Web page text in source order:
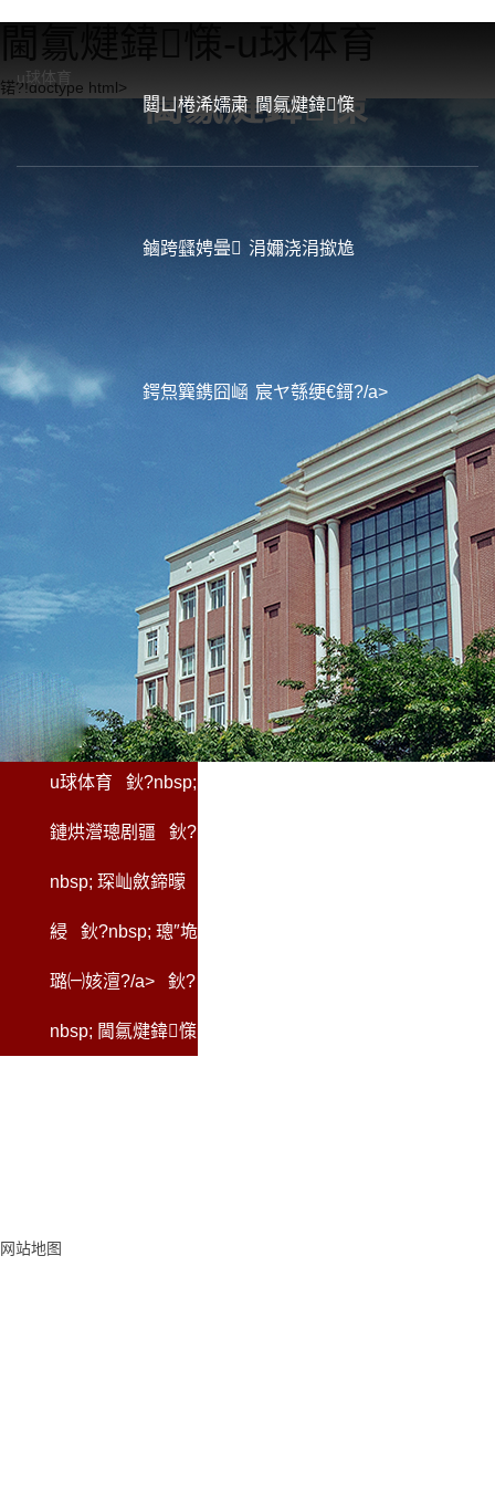
閫氱煡鍏憡-u球体育
锘?!doctype html>
u球体育
閮ㄩ棬浠嬬粛 閫氱煡鍏憡
鏀跨瓥娉曡 涓嬭浇涓撳尯
鍔炰簨鎸囧崡 宸ヤ綔绠€鎶?/a>
閫氱煡鍏憡
u球体育 鈥?nbsp;
鏈烘瀯璁剧疆 鈥?
nbsp; 琛屾斂鍗曚
綅鈥?nbsp; 璁″垝
璐㈠姟澶?/a> 鈥?
nbsp; 閫氱煡鍏憡
网站地图